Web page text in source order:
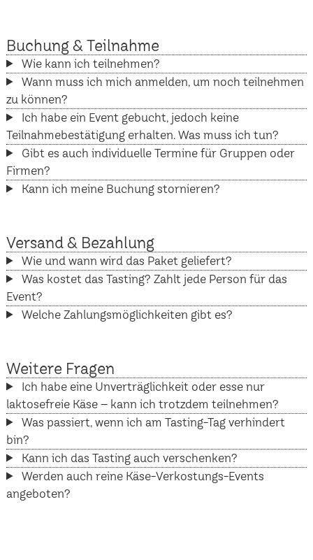
Buchung & Teilnahme
Wie kann ich teilnehmen?
Wann muss ich mich anmelden, um noch teilnehmen
zu können?
Ich habe ein Event gebucht, jedoch keine
Teilnahmebestätigung erhalten. Was muss ich tun?
Gibt es auch individuelle Termine für Gruppen oder
Firmen?
Kann ich meine Buchung stornieren?
Versand & Bezahlung
Wie und wann wird das Paket geliefert?
Was kostet das Tasting? Zahlt jede Person für das
Event?
Welche Zahlungsmöglichkeiten gibt es?
Weitere Fragen
Ich habe eine Unverträglichkeit oder esse nur
laktosefreie Käse – kann ich trotzdem teilnehmen?
Was passiert, wenn ich am Tasting-Tag verhindert
bin?
Kann ich das Tasting auch verschenken?
Werden auch reine Käse-Verkostungs-Events
angeboten?